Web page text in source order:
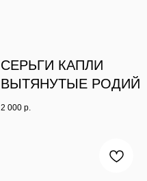
СЕРЬГИ КАПЛИ
ВЫТЯНУТЫЕ РОДИЙ
2 000 р.